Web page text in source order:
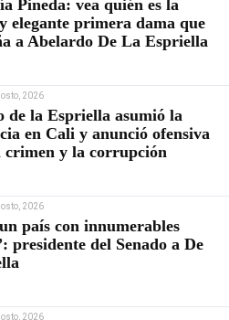
Pineda: vea quién es la
elegante primera dama que
a Abelardo De La Espriella
2026
de la Espriella asumió la
en Cali y anunció ofensiva
crimen y la corrupción
2026
país con innumerables
presidente del Senado a De
2026